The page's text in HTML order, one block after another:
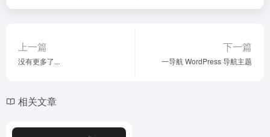
上一篇
没有更多了...
下一篇
一导航 WordPress 导航主题
相关文章